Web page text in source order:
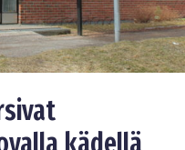
kädellä